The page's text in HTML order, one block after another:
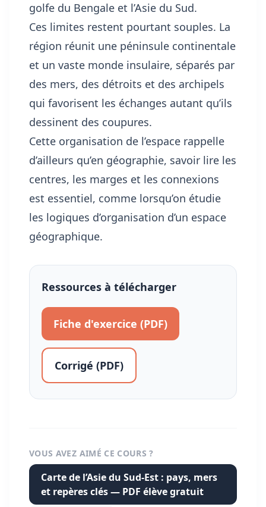
golfe du Bengale et l’Asie du Sud.
Ces limites restent pourtant souples. La
région réunit une péninsule continentale
et un vaste monde insulaire, séparés par
des mers, des détroits et des archipels
qui favorisent les échanges autant qu’ils
dessinent des coupures.
Cette organisation de l’espace rappelle
d’ailleurs qu’en géographie, savoir lire les
centres, les marges et les connexions
est essentiel, comme lorsqu’on étudie
les logiques d’organisation d’un espace
géographique.
Ressources à télécharger
Fiche d'exercice (PDF)
Corrigé (PDF)
VOUS AVEZ AIMÉ CE COURS ?
Carte de l’Asie du Sud-Est : pays, mers
et repères clés — PDF élève gratuit